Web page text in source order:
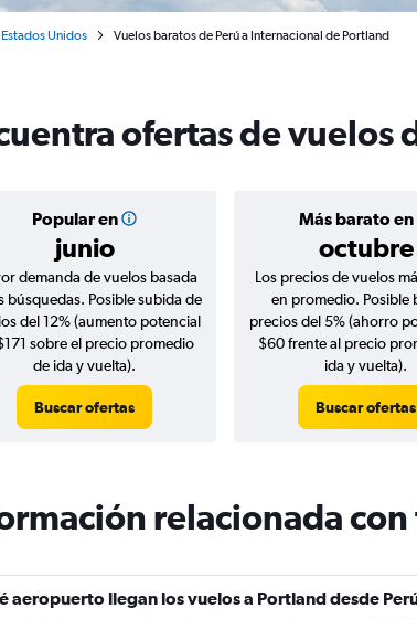
Estados Unidos Vuelos baratos de Perú a Internacional de Portland
ofertas de vuelos
Popular en
junio
Más barato en
octubre
demanda de vuelos basada
búsquedas. Posible subida de
del 12% (aumento potencial
sobre el precio promedio
de ida y vuelta).
Buscar ofertas
Los precios de vuelos
en promedio. Posible
precios del 5% (ahorro
$60 frente al precio
ida y vuelta).
Buscar ofertas
relacionada
aeropuerto llegan los vuelos a Portland desde